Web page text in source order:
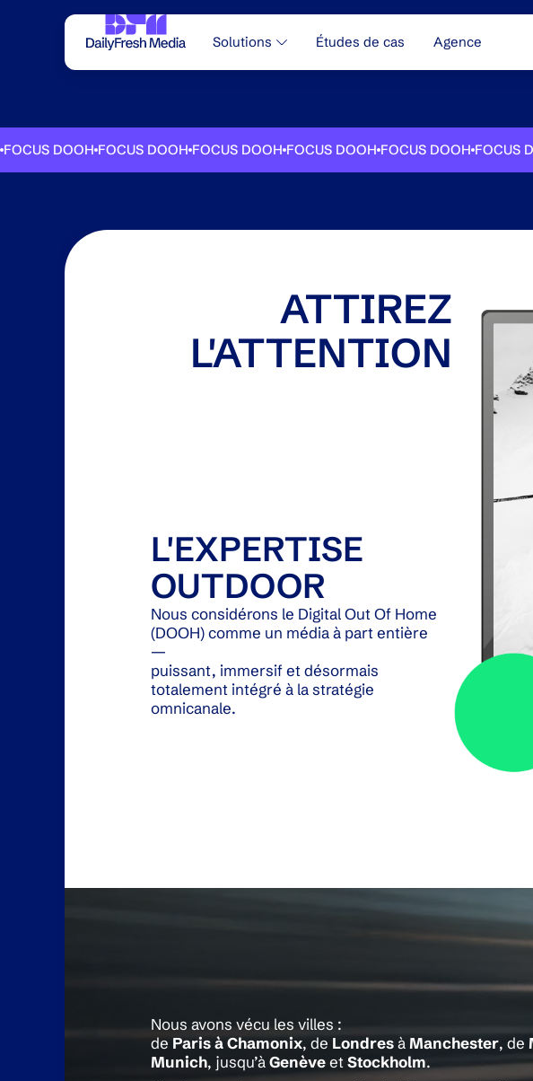
Solutions Études de cas Agence
DOOH FOCUS DOOH FOCUS DOOH FOCUS DOOH FOCUS DOOH FOCUS DOOH
ATTIREZ
L'ATTENTION
L'EXPERTISE
OUTDOOR
Nous considérons le Digital Out Of Home
(DOOH) comme un média à part entière
—
puissant, immersif et désormais
totalement intégré à la stratégie
omnicanale.
Nous avons vécu les villes :
de Paris à Chamonix, de Londresà Manchester, de
Munich, jusqu’àGenèveetStockholm.